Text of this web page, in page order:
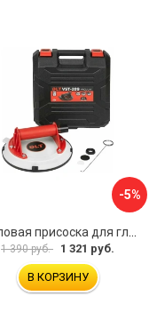
-5%
Помповая присоска для гладкой и шероховатой плитки DLT VST-209 1114
1 390 руб. 1 321 руб.
В КОРЗИНУ